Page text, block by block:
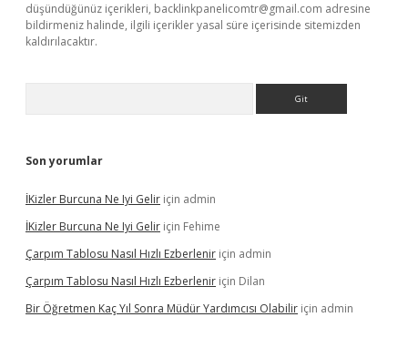
düşündüğünüz içerikleri, backlinkpanelicomtr@gmail.com adresine
bildirmeniz halinde, ilgili içerikler yasal süre içerisinde sitemizden
kaldırılacaktır.
Son yorumlar
İKizler Burcuna Ne Iyi Gelir için admin
İKizler Burcuna Ne Iyi Gelir için Fehime
Çarpım Tablosu Nasıl Hızlı Ezberlenir için admin
Çarpım Tablosu Nasıl Hızlı Ezberlenir için Dilan
Bir Öğretmen Kaç Yıl Sonra Müdür Yardımcısı Olabilir için admin